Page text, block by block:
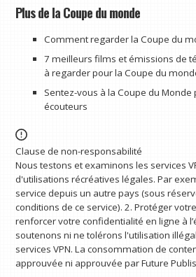
Plus de la Coupe du monde
Comment regarder la Coupe du
7 meilleurs films et émissions de
à regarder pour la Coupe du
Sentez-vous à la Coupe du Monde
écouteurs
Clause de non-responsabilité
Nous testons et examinons les services
d'utilisations récréatives légales. Par
service depuis un autre pays (sous
conditions de ce service). 2. Protéger
renforcer votre confidentialité en ligne à
soutenons ni ne tolérons l'utilisation
services VPN. La consommation de
approuvée ni approuvée par Future